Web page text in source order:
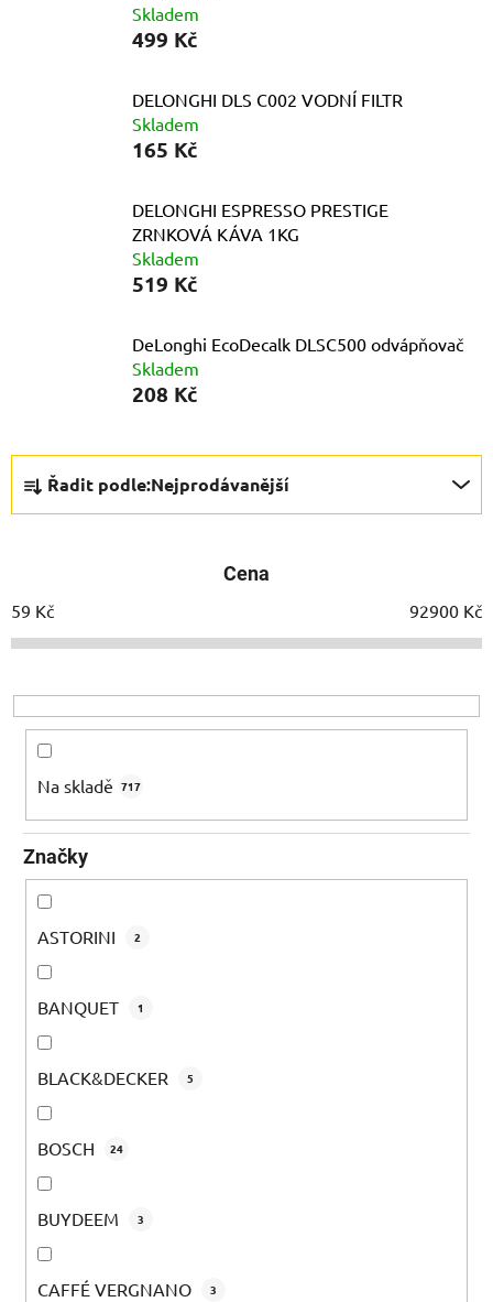
Skladem
499 Kč
DELONGHI DLS C002 VODNÍ FILTR
Skladem
165 Kč
DELONGHI ESPRESSO PRESTIGE
ZRNKOVÁ KÁVA 1KG
Skladem
519 Kč
DeLonghi EcoDecalk DLSC500 odvápňovač
Skladem
208 Kč
í
p
o
d
ů
Řadit podle:Nejprodávanější
Cena
59 Kč 92900 Kč
Na skladě 717
Značky
ASTORINI 2
BANQUET 1
BLACK&DECKER 5
BOSCH 24
BUYDEEM 3
CAFFÉ VERGNANO 3